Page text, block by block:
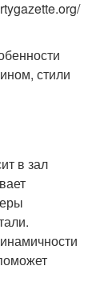
стили
в зал